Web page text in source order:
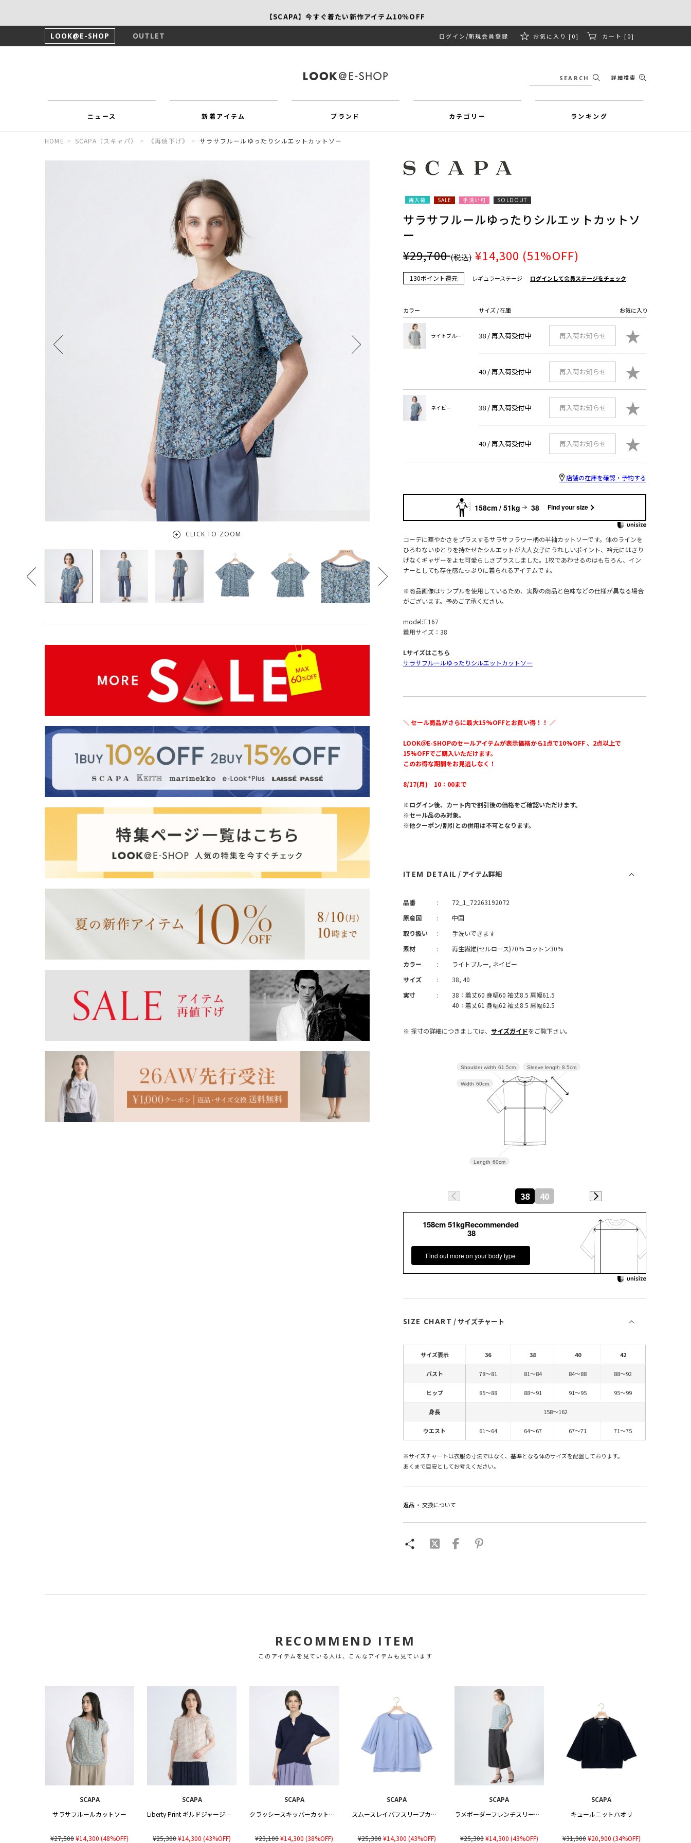
【SCAPA】今すぐ着たい新作アイテム10％OFF
LOOK@E-SHOP OUTLET ログイン 新規会員登録 お気に入り [0] カート [0]
詳細検索
ニュース 新着アイテム ブランド カテゴリー ランキング
HOME > SCAPA（スキャパ） > 《再値下げ》 > サラサフルールゆったりシルエットカットソー
CLICK TO ZOOM
再入荷 SALE 手洗い可 SOLDOUT
サラサフルールゆったりシルエットカットソ
ー
¥29,700(税込) ¥14,300 (51%OFF)
130ポイント還元 レギュラーステージ ログインして会員ステージをチェック
カラー サイズ / 在庫 お気に入り
ライトブルー 38 /再入荷受付中 再入荷お知らせ ★
40 /再入荷受付中 再入荷お知らせ ★
ネイビー 38 /再入荷受付中 再入荷お知らせ ★
40 /再入荷受付中 再入荷お知らせ ★
店舗の在庫を確認・予約する
158cm / 51kg 38 Find your size
コーデに華やかさをプラスするサラサフラワー柄の半袖カットソーです。体のラインを
ひろわないゆとりを持たせたシルエットが大人女子にうれしいポイント、衿元にはさり
げなくギャザーをよせ可愛らしさプラスしました。1枚であわせるのはもちろん、イン
ナーとしても存在感たっぷりに着られるアイテムです。
※商品画像はサンプルを使用しているため、実際の商品と色味などの仕様が異なる場合
がございます。予めご了承ください。
model:T.167
着用サイズ：38
Lサイズはこちら
サラサフルールゆったりシルエットカットソー
＼ セール商品がさらに最大15%OFFとお買い得！！ ／
LOOK＠E-SHOPのセールアイテムが表示価格から1点で10%OFF 、2点以上で
15%OFFでご購入いただけます。
このお得な期間をお見逃しなく！
8/17(月) 10：00まで
※ログイン後、カート内で割引後の価格をご確認いただけます。
※セール品のみ対象。
※他クーポン/割引との併用は不可となります。
ITEM DETAIL / アイテム詳細
品番 :
72_1_72263192072
原産国
:
中国
取り扱い
:
手洗いできます
素材
:
再生繊維(セルロース)70% コットン30%
カラー
:
ライトブルー, ネイビー
サイズ
:
38, 40
実寸
:
38：着丈60 身幅60 袖丈8.5 肩幅61.5
40：着丈61 身幅62 袖丈8.5 肩幅62.5
※ 採寸の詳細につきましては、サイズガイドをご覧下さい。
Sleeve length 8.5cm
Length 60cm
Width 60cm
Shoulder width 61.5cm
38 40
158cm 51kgRecommended
38
Find out more on your body type
SIZE CHART / サイズチャート
サイズ表示 36 38 40 42
バスト 78～81 81～84 84～88 88～92
ヒップ 85～88 88～91 91～95 95～99
身長 158～162
ウエスト 61～64 64～67 67～71 71～75
※サイズチャートは衣服の寸法ではなく、基準となる体のサイズを配置しております。
あくまで目安としてお考えください。
返品 ・ 交換について
RECOMMEND ITEM
このアイテムを見ている人は、こんなアイテムも見ています
SCAPA
サラサフルールカットソー
¥27,500¥14,300 (48%OFF)
SCAPA
Liberty Print ギルドジャージシャーリングカットソー
¥25,300¥14,300 (43%OFF)
SCAPA
クラッシースキッパーカットソー
¥23,100¥14,300 (38%OFF)
SCAPA
スムースレイパフスリーブカットソー
¥25,300 ¥14,300 (43%OFF)
SCAPA
ラメボーダーフレンチスリーブカットソー
¥25,300¥14,300 (43%OFF)
SCAPA
キュールニットハオリ
¥31,900¥20,900 (34%OFF)